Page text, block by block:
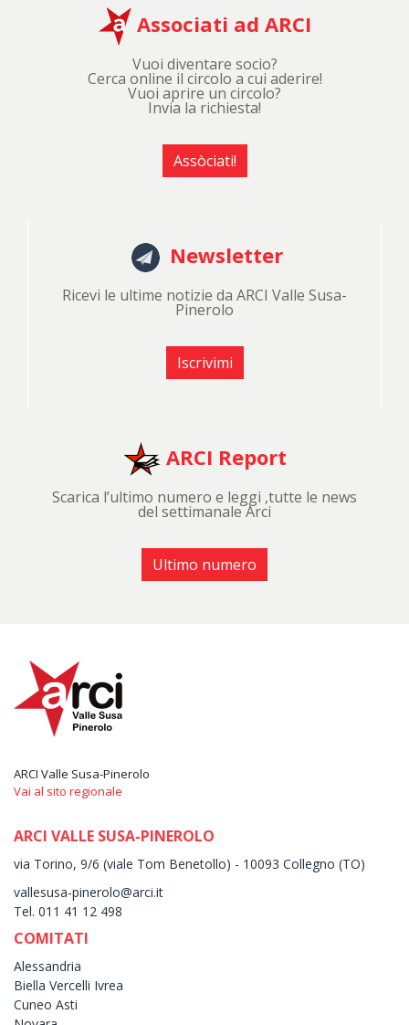
Associati ad ARCI
Vuoi diventare socio?
Cerca online il circolo a cui aderire!
Vuoi aprire un circolo?
Invia la richiesta!
Assòciati!
Newsletter
Ricevi le ultime notizie da ARCI Valle Susa-
Pinerolo
Iscrivimi
ARCI Report
Scarica l’ultimo numero e leggi ,tutte le news
del settimanale Arci
Ultimo numero
ARCI Valle Susa-Pinerolo
Vai al sito regionale
ARCI VALLE SUSA-PINEROLO
via Torino, 9/6 (viale Tom Benetollo) - 10093 Collegno (TO)
vallesusa-pinerolo@arci.it
Tel. 011 41 12 498
COMITATI
Alessandria
Biella Vercelli Ivrea
Cuneo Asti